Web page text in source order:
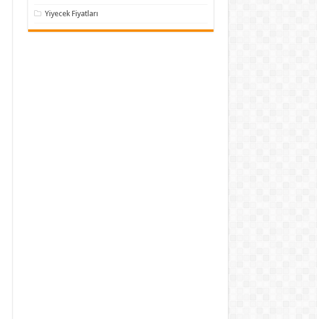
Yiyecek Fiyatları